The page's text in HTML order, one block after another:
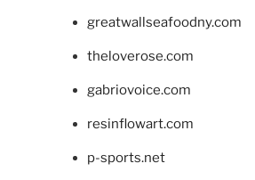
greatwallseafoodny.com
theloverose.com
gabriovoice.com
resinflowart.com
p-sports.net